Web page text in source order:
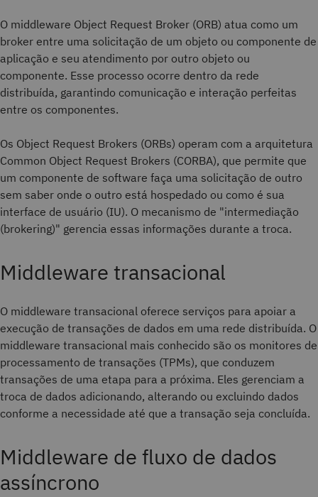
O middleware Object Request Broker (ORB) atua como um
broker entre uma solicitação de um objeto ou componente de
aplicação e seu atendimento por outro objeto ou
componente. Esse processo ocorre dentro da rede
distribuída, garantindo comunicação e interação perfeitas
entre os componentes.
Os Object Request Brokers (ORBs) operam com a arquitetura
Common Object Request Brokers (CORBA), que permite que
um componente de software faça uma solicitação de outro
sem saber onde o outro está hospedado ou como é sua
interface de usuário (IU). O mecanismo de "intermediação
(brokering)" gerencia essas informações durante a troca.
Middleware transacional
O middleware transacional oferece serviços para apoiar a
execução de transações de dados em uma rede distribuída. O
middleware transacional mais conhecido são os monitores de
processamento de transações (TPMs), que conduzem
transações de uma etapa para a próxima. Eles gerenciam a
troca de dados adicionando, alterando ou excluindo dados
conforme a necessidade até que a transação seja concluída.
Middleware de fluxo de dados
assíncrono